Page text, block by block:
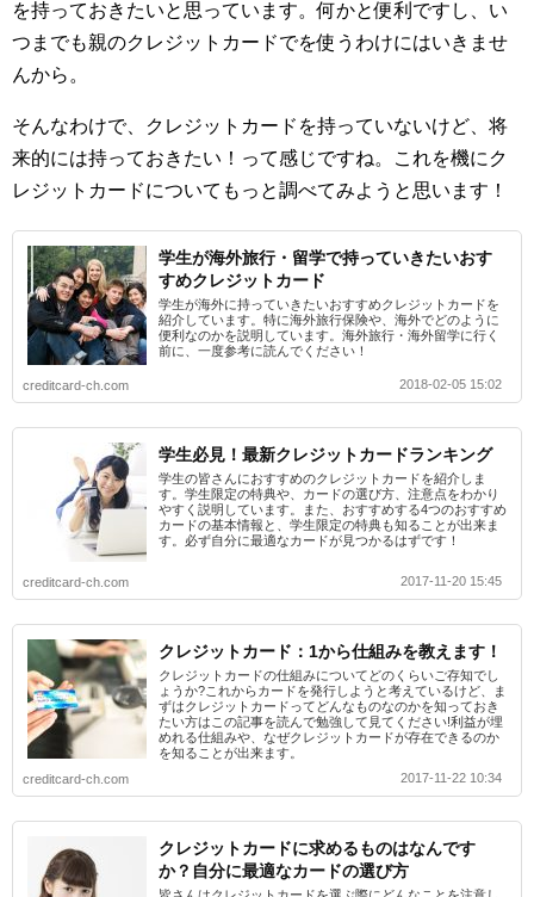
を持っておきたいと思っています。何かと便利ですし、い
つまでも親のクレジットカードでを使うわけにはいきませ
んから。
そんなわけで、クレジットカードを持っていないけど、将
来的には持っておきたい！って感じですね。これを機にク
レジットカードについてもっと調べてみようと思います！
学生が海外旅行・留学で持っていきたいおす
すめクレジットカード
学生が海外に持っていきたいおすすめクレジットカードを
紹介しています。特に海外旅行保険や、海外でどのように
便利なのかを説明しています。海外旅行・海外留学に行く
前に、一度参考に読んでください！
creditcard-ch.com 2018-02-05 15:02
学生必見！最新クレジットカードランキング
学生の皆さんにおすすめのクレジットカードを紹介しま
す。学生限定の特典や、カードの選び方、注意点をわかり
やすく説明しています。また、おすすめする4つのおすすめ
カードの基本情報と、学生限定の特典も知ることが出来ま
す。必ず自分に最適なカードが見つかるはずです！
creditcard-ch.com 2017-11-20 15:45
クレジットカード：1から仕組みを教えます！
クレジットカードの仕組みについてどのくらいご存知でし
ょうか?これからカードを発行しようと考えているけど、ま
ずはクレジットカードってどんなものなのかを知っておき
たい方はこの記事を読んで勉強して見てください!利益が埋
めれる仕組みや、なぜクレジットカードが存在できるのか
を知ることが出来ます。
creditcard-ch.com
2017-11-22 10:34
クレジットカードに求めるものはなんです
か？自分に最適なカードの選び方
皆さんはクレジットカードを選ぶ際にどんなことを注意し